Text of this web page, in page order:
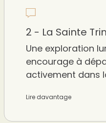
2 - La Sainte
Une exploration
encourage à
activement dans
Lire davantage